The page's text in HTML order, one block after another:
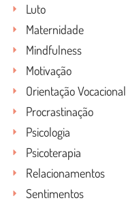
Luto
Maternidade
Mindfulness
Motivação
Orientação Vocacional
Procrastinação
Psicologia
Psicoterapia
Relacionamentos
Sentimentos